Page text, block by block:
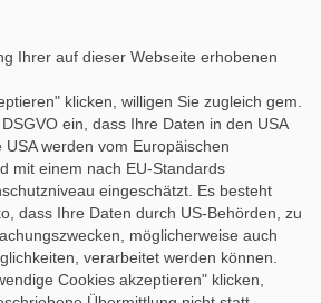
Ihrer auf dieser Webseite erhobenen
klicken, willigen Sie zugleich gem.
ein, dass Ihre Daten in den USA
werden vom Europäischen
mit einem nach EU-Standards
eingeschätzt. Es besteht
dass Ihre Daten durch US-Behörden, zu
möglicherweise auch
verarbeitet werden können.
Cookies akzeptieren" klicken,